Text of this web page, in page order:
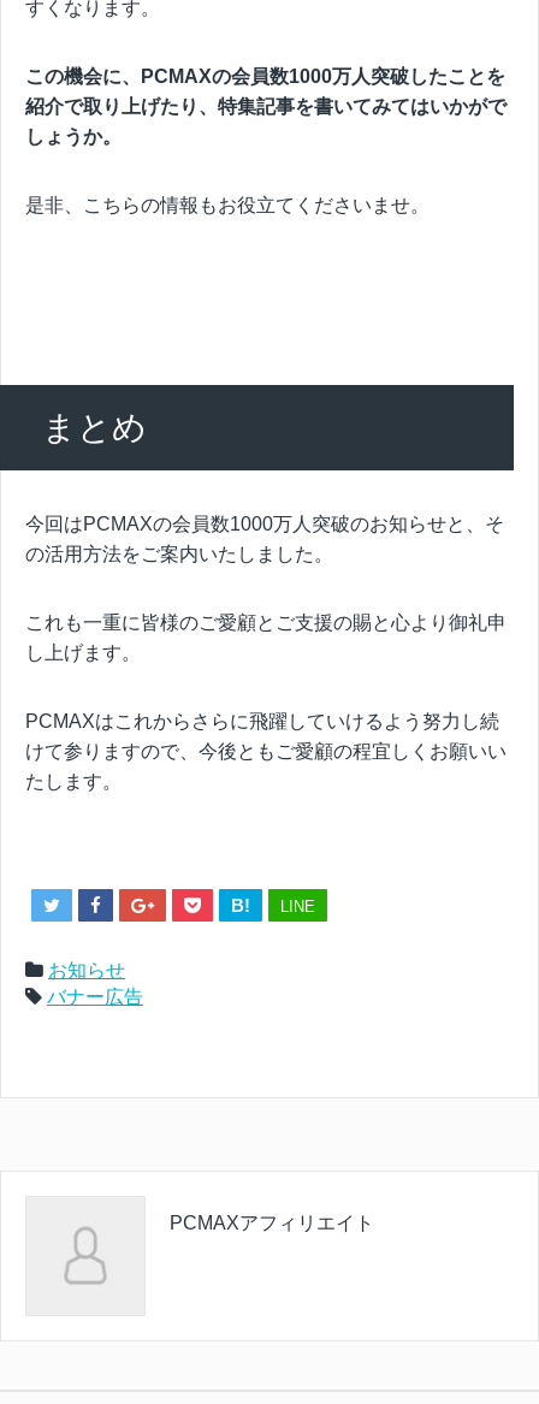
すくなります。
この機会に、PCMAXの会員数1000万人突破したことを
紹介で取り上げたり、特集記事を書いてみてはいかがで
しょうか。
是非、こちらの情報もお役立てくださいませ。
まとめ
今回はPCMAXの会員数1000万人突破のお知らせと、そ
の活用方法をご案内いたしました。
これも一重に皆様のご愛顧とご支援の賜と心より御礼申
し上げます。
PCMAXはこれからさらに飛躍していけるよう努力し続
けて参りますので、今後ともご愛顧の程宜しくお願いい
たします。
B! LINE
お知らせ
バナー広告
PCMAXアフィリエイト